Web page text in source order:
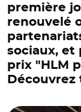
première
renouvelé
sociaux, et
prix "HLM
Découvrez